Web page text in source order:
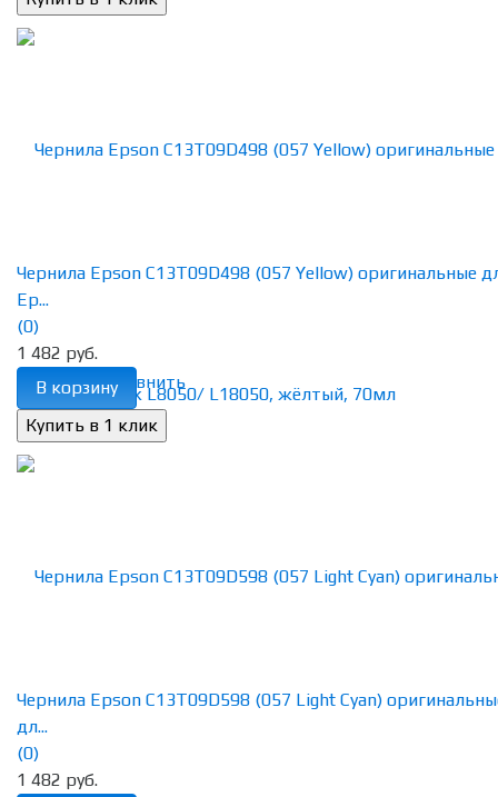
избранное сравнить
Чернила Epson C13T09D498 (057 Yellow) оригинальные
Ep...
(0)
1 482 руб.
В корзину
Чернила Epson C13T09D598 (057 Light Cyan)
дл...
(0)
1 482 руб.